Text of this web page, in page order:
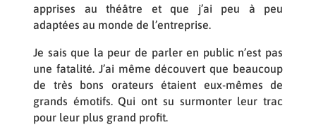
apprises au théâtre et que j’ai peu à peu
adaptées au monde de l’entreprise.
Je sais que la peur de parler en public n’est pas
une fatalité. J’ai même découvert que beaucoup
de très bons orateurs étaient eux-mêmes de
grands émotifs. Qui ont su surmonter leur trac
pour leur plus grand profit.